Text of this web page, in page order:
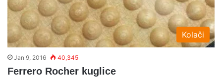
Kolači
Jan 9, 2016 40,345
Ferrero Rocher kuglice